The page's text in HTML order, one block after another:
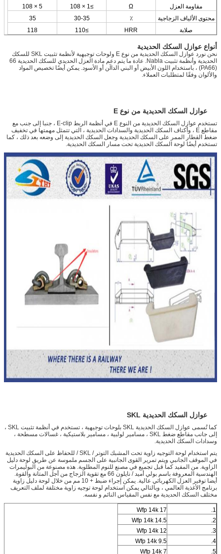
مقاومة العزل
Ω
≥1 × 108
5 × 108
محتوى الألياف الزجاجية
٪ 30-35
35
صلابة
HRR
≥110
118
أنواع عوازل السكك الحديدية
نحن نورد عوازل السكك الحديدية من نوع E ولوحات توجيهية لأنظمة تثبيت SKL للسكك
الحديدية وأنظمة تثبيت Nabla.
ﻋﺎدة ﻣﺎ ﻳﺘﻢ دﻋﻢ ﻣﺎدة اﻟﻌﺰل اﻟﺤﺪﻳﺪي ﻟﻠﺴﻜﻚ اﻟﺤﺪﻳﺪﻳﺔ 66
(PA66) ، ﺑﺎﺳﺘﺨﺪام اﻟﻠﻮن اﻷﺑﻴﺾ أو اﻟﺒﻨﻲ اﻟﺪاآﻦ أو اﻷﺳﻮد.
يمكن أيضًا تخصيص المواد
والألوان وفقًا لمتطلبات العملاء.
عوازل السكك الحديدية من نوع E
تستخدم عوازل السكك الحديدية من النوع E في أنظمة الربط E-clip ، جنبا إلى جنب مع
مقاطع E ، وأكتاف السكك الحديدية والسدادات الحديدية ، التي تتمثل مهمتها في تخفيف
ضغط القطار الممر على السكك الحديدية وجعل السكك الحديدية إلى وضعه بعد ذلك ، كما
تستخدم أيضًا لوحة السكك الحديدية تحت مسار السكك الحديدية.
عوازل السكك الحديدية SKL
كما تُسمى عوازل السكك الحديدية SKL بلوحات توجيهية ، تستخدم في أنظمة تثبيت SKL ،
إلى جانب مقاطع ضغط SKL ، مسامير لولبية ، مسامير بلاستيكية ، غسالات مسطحة ،
وسدادات السكك الحديدية.
يتم استخدام لوحة التوجيه زاوية تحت المشبك التوتر / SKL / للحفاظ على السكك الحديدية
في الموقف الجانبي ويتم تمرير القوى الجانبية على الجسم ملموسة عن طريق لوحة دليل
الزاوية. من المفيد كما قبل تجميع في مصنع للنوم المطلوبة. هذه مصنوعة من البوليمرات
الهندسية المعروفة باسم بولي أميد / نايلون 66 مع تقوية الزجاج من أجل المتانة والقوة.
أيضا توفير العزل الكهربائي عالية. يمكن إجراء ضبط + 10 مم من خلال لوحة دليل زاوية
برنامج الأغذية العالمي ، وبالتالي يمكن استخدام لوحة توجيه زاوية مختلفة لملف التعريف
مختلف السكك الحديدية مع نفس المقياس النائم و نفسه.
1.
Wfp 14k 17
2.
Wfp 14k 14.5
3.
Wfp 14k 12
4.
Wfp 14k 9.5
5.
Wfp 14k 7